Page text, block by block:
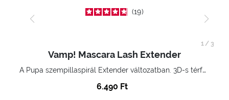
19
Vamp! Mascara Lash Extender
A Pupa szempillaspirál Extender változatban. 3D-s térfogatnövelő hatás. Hihetetlenül hosszú és göndör szempillák
6.490 Ft
1/ 3